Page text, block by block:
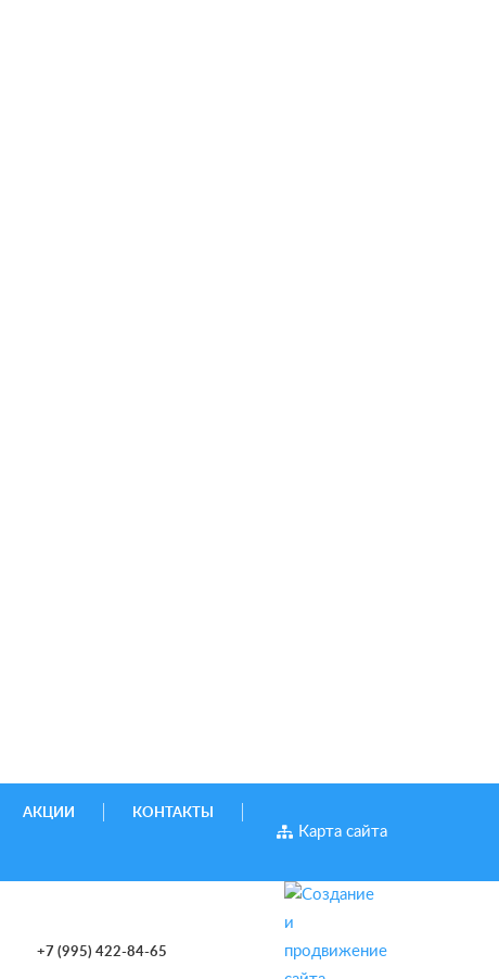
АКЦИИ КОНТАКТЫ
Карта сайта
+7 (995) 422-84-65